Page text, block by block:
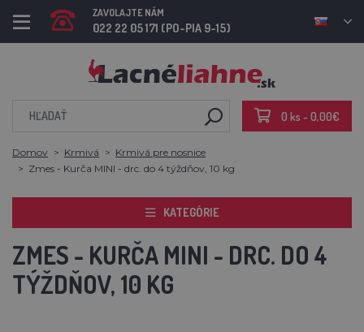
ZAVOLAJTE NÁM
022 22 05 171 (PO-PIA 9-15)
0 ks - 0,00€
Domov Krmivá
Krmivá pre nosnice
Zmes - Kurča MINI - drc. do 4 týždňov, 10 kg
KATEGÓRIE
ZMES - KURČA MINI - DRC. DO 4
TÝŽDŇOV, 10 KG